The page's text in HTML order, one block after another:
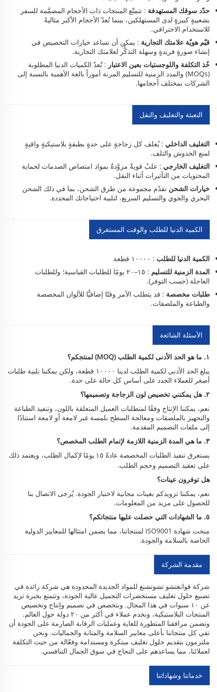
حدّد سوقك المستهدفة : تتمتّع المنتجات ذات الأحجام المصمَّمة للسفر
بشعبيةٍ كبيرةٍ لدى المستهلكين، بينما تُعدّ الأحجام الأكبر مثاليةً
للاستخدام الاحترافي.
قيّم هويّة علامتك التجارية : يمكن أن تساعد خيارات التخصيص في
إنشاء صورةٍ فريدةٍ وسهلة التذكُّر لعلامتك التجارية.
خُذ التكلفة واللوجستيات بعين الاعتبار : تُعدّ الكميات الدنيا المطلوبة
(MOQs) والمدد الزمنية للتسليم المرنة أموراً بالغة الأهمية بالنسبة إلى
الشركات بمختلف أحجامها.
التعبئة والتغليف والنقل
التغليف الداخلي : يُغلف كل زجاجةٍ على حدةٍ بطبقةٍ بلاستيكيةٍ واقيةٍ
لمنع الخدوش والتلف.
التغليف الخارجي : علبٌ قويةٌ مزوَّدةٌ بمواد امتصاص الصدمات لحماية
المحتويات من التأثيرات أثناء النقل.
خيارات الشحن نقدّم مجموعة من طرق الشحن، بما في ذلك الشحن
البحري والجوي والتسليم السريع، لتلبية احتياجاتك المحددة.
الكمية الدنيا للطلب والوقت المستغرق
الكمية الدنيا للطلب : ١٠٠٠٠ قطعة
المدة الزمنية للتسليم
: ١٥–٢٠ يومًا للطلبات القياسية؛ وللطلبات
العاجلة (حسب التوفر).
طلبات مخصصة : قد يتطلب الأمر وقتًا إضافيًّا للألوان المخصصة
والطباعة والملصقات.
الأسئلة الشائعة
١. ما هو الحد الأدنى لكمية الطلب (MOQ) لمنتجكم؟
يبلغ الحد الأدنى لكمية الطلب لدينا ١٠٠٠٠ قطعة، ولكن يمكننا تلبية طلبات
أصغر للعملاء الجدد على أساس كل حالة على حدة.
٢. هل يمكنني تخصيص لون الزجاجة وتصميمها؟
نعم، يمكننا الإنتاج وفقًا لمتطلبات العميل المتعلقة باللون، وتنفيذ الطباعة
والتجهيز بالملصقات ومعالجة السطح بلمسة غير لامعة أو لامعة استنادًا
إلى ملفات التصميم المقدمة.
٣. ما هي المدة الزمنية اللازمة لإتمام الطلب المخصص؟
يستغرق تنفيذ الطلبات المخصصة عادةً ١٥ يومًا
لإكمال الطلب، ويعتمد ذلك
على تعقيد التصميم وحجم الطلب.
هل توفرون عينات؟
نعم، يمكننا تزويدكم بعينات مجانية لاختبار الجودة. يُرجى الاتصال بنا
للحصول على مزيد من المعلومات.
٥. ما الشهادات التي حصلت عليها منتجاتكم؟
منحت شهادة ISO9001 لمنتجاتنا، مما يضمن امتثالها للمعايير الدولية
الخاصة بالسلامة والجودة.
مقدمة الشركة
شركة قوانغتشو تشوتشنغ للمواد الجديدة المحدودة هي شركة رائدة في
تصنيع حلول تغليف مستحضرات التجميل عالية الجودة، وتتمتع بخبرة تزيد
عن ١٠ سنوات في هذا المجال. ونتخصص في تصميم وإنتاج وتخصيص
المنتجات البلاستيكية، ونخدم عملاء في أكثر من ٢٠ دولة حول العالم.
وتضمن مرافقنا المتطورة للغاية وعمليات الرقابة الصارمة على الجودة أن
تفي كل منتجاتنا بأعلى معايير السلامة والمتانة والجماليات. ونحن
ملتزمون بتقديم حلول تغليف مبتكرة ومستدامة وفعّالة من حيث التكلفة
لعملائنا، مما يساعدهم على النجاح في سوق الجمال التنافسي.
خدماتنا وشهاداتنا